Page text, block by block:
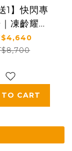
1】快閃專
凍齡耀眼
5種EGF｜
凍齡奇肌精
CART